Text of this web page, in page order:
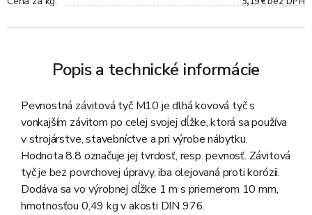
Popis a technické informácie
Pevnostná závitová tyč M10 je dlhá kovová tyč s
vonkajším závitom po celej svojej dĺžke, ktorá sa používa
v strojárstve, stavebníctve a pri výrobe nábytku.
Hodnota 8.8 označuje jej tvrdosť, resp. pevnosť. Závitová
tyč je bez povrchovej úpravy, iba olejovaná proti korózii.
Dodáva sa vo výrobnej dĺžke 1 m s priemerom 10 mm,
hmotnosťou 0,49 kg v akosti DIN 976.